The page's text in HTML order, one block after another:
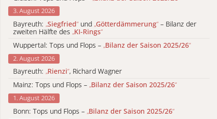
3. August 2026
Bayreuth: „Siegfried“ und „Götterdämmerung“ – Bilanz der
zweiten Hälfte des „KI-Rings“
Wuppertal: Tops und Flops – „Bilanz der Saison 2025/26“
2. August 2026
Bayreuth: „Rienzi“, Richard Wagner
Mainz: Tops und Flops – „Bilanz der Saison 2025/26“
1. August 2026
Bonn: Tops und Flops – „Bilanz der Saison 2025/26“